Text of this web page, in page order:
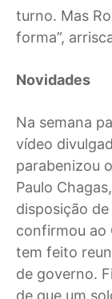
turno. Mas
forma”,
Novidades
Na semana
vídeo
parabenizou
Paulo
disposição
confirmou ao
tem feito
de governo.
de que um